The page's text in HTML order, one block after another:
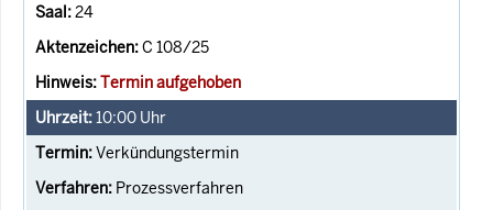
24
C 108/25
Termin aufgehoben
10:00 Uhr
Verkündungstermin
Prozessverfahren